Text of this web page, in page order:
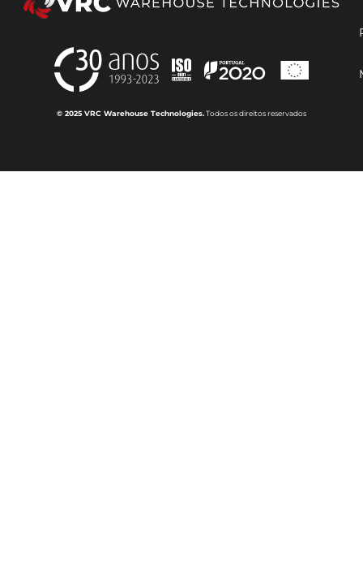
© 2025 VRC Warehouse Technologies.Todos os direitos reservados